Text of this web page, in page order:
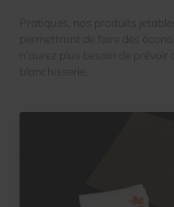
Pratiques, nos produits
permettront de faire des
n’aurez plus besoin de
blanchisserie.